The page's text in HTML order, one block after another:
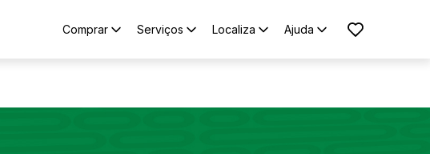
Comprar Serviços Localiza Ajuda